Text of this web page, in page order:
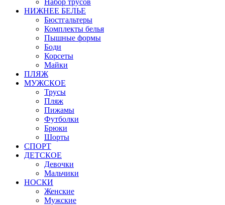
Набор трусов
НИЖНЕЕ БЕЛЬЕ
Бюстгальтеры
Комплекты белья
Пышные формы
Боди
Корсеты
Майки
ПЛЯЖ
МУЖСКОЕ
Трусы
Пляж
Пижамы
Футболки
Брюки
Шорты
СПОРТ
ДЕТСКОЕ
Девочки
Мальчики
НОСКИ
Женские
Мужские